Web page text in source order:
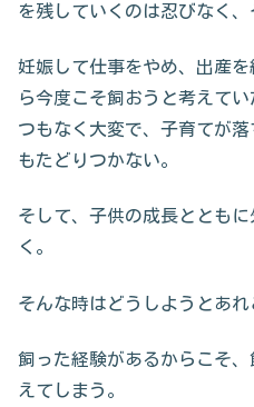
を残していくのは忍びなく、
妊娠して仕事をやめ、出産
ら今度こそ飼おうと考えて
つもなく大変で、子育てが
もたどりつかない。
そして、子供の成長ととも
く。
そんな時はどうしようとあれ
飼った経験があるからこそ
えてしまう。